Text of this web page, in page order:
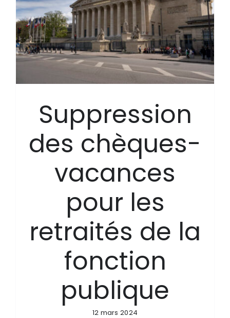
Suppression
des chèques-
vacances
pour les
retraités de la
fonction
publique
12 mars 2024